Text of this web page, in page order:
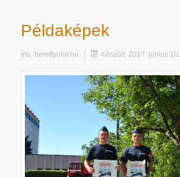
Példaképek
Írta: berettyohir.hu Készült: 2017. június 10.